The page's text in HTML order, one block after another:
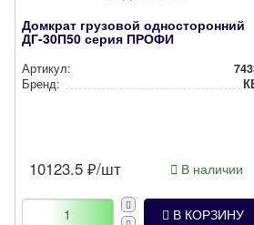
Домкрат грузовой односторонний
ДГ-30П50 серия ПРОФИ
Артикул:
Бренд:
10123.5 ₽/шт В наличии
В КОРЗИНУ